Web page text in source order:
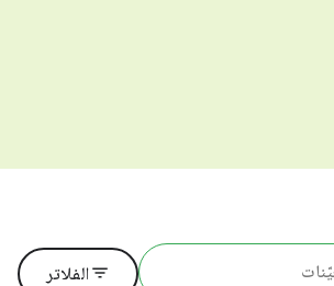
filter_listالفلاتر